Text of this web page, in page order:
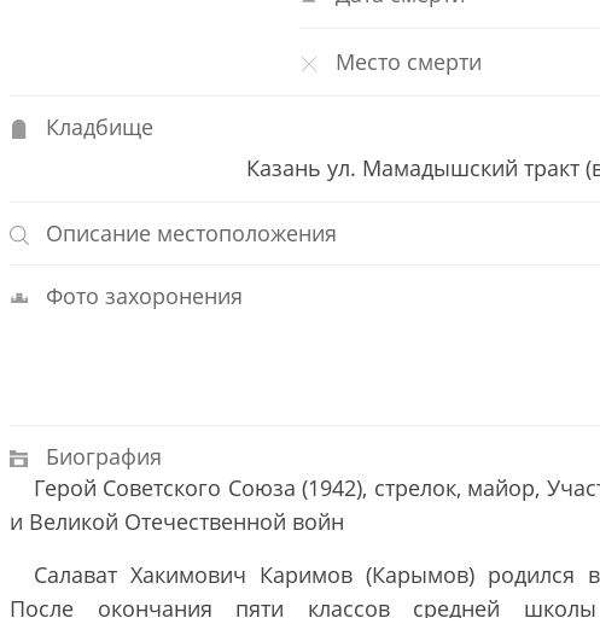
Место смерти
Кладбище
Казань ул. Мамадышский тракт
Описание местоположения
Фото захоронения
Биография
Герой Советского Союза (1942), стрелок, майор,
и Великой Отечественной войн
Салават Хакимович Каримов (Карымов) родился
После окончания пяти классов средней